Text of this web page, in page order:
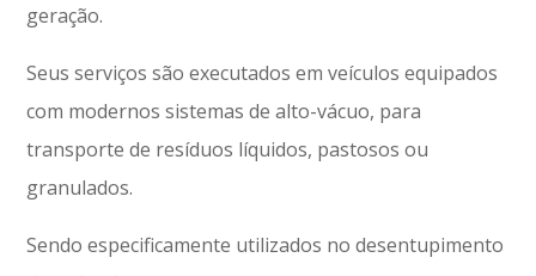
geração.
Seus serviços são executados em veículos equipados
com modernos sistemas de alto-vácuo, para
transporte de resíduos líquidos, pastosos ou
granulados.
Sendo especificamente utilizados no desentupimento